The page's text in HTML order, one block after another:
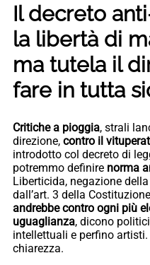
Il decreto
la libertà di
ma tutela il
fare in tutta
Critiche a pioggia, strali
direzione, contro il
introdotto col decreto di
potremmo definire norma
Liberticida, negazione
dall’art. 3 della
andrebbe contro ogni più
uguaglianza, dicono
intellettuali e perfino
chiarezza.